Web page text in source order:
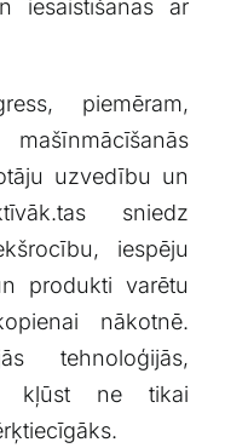
iesaistīšanās ar​
piemēram,
uzvedību un
sniedz
iespēju
produkti varētu
nākotnē.
tehnoloģijās,
kļūst ne tikai